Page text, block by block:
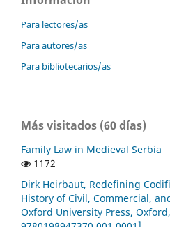
Para lectores/as
Para autores/as
Para bibliotecarios/as
Más visitados (60 días)
Family Law in Medieval Serbia
1172
Dirk Heirbaut, Redefining
History of Civil, Commercial,
Oxford University Press,